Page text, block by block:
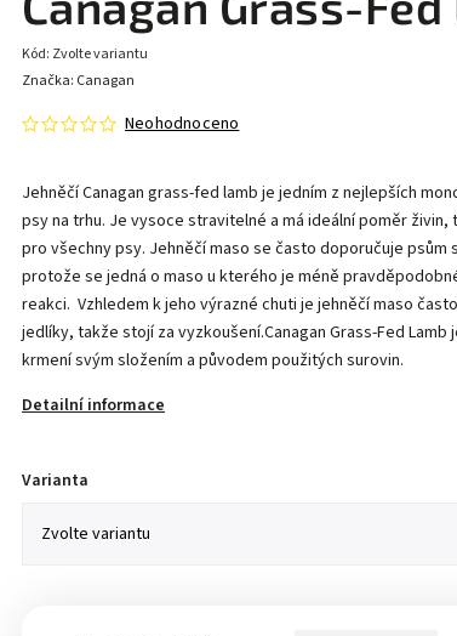
Kód: Zvolte variantu
Neohodnoceno
Jehněčí Canagan grass-fed lamb je jedním z nejlepších
psy na trhu. Je vysoce stravitelné a má ideální poměr živin,
pro všechny psy. Jehněčí maso se často doporučuje psům
protože se jedná o maso u kterého je méně
reakci. Vzhledem k jeho výrazné chuti je jehněčí maso
jedlíky, takže stojí za vyzkoušení.Canagan Grass-Fed Lamb
krmení svým složením a původem použitých surovin.
Detailní informace
Značka: Canagan
Varianta